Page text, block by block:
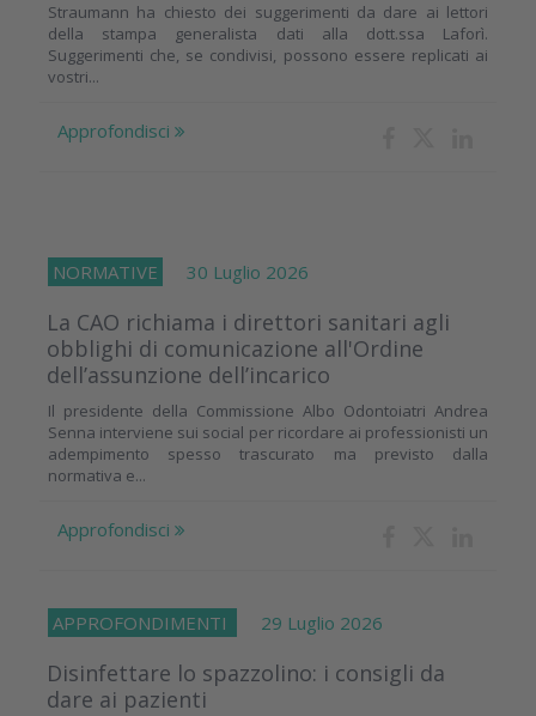
Straumann ha chiesto dei suggerimenti da dare ai lettori
della stampa generalista dati alla dott.ssa Laforì.
Suggerimenti che, se condivisi, possono essere replicati ai
vostri...
Approfondisci
NORMATIVE 30 Luglio 2026
La CAO richiama i direttori sanitari agli
obblighi di comunicazione all'Ordine
dell’assunzione dell’incarico
Il presidente della Commissione Albo Odontoiatri Andrea
Senna interviene sui social per ricordare ai professionisti un
adempimento spesso trascurato ma previsto dalla
normativa e...
Approfondisci
APPROFONDIMENTI 29 Luglio 2026
Disinfettare lo spazzolino: i consigli da
dare ai pazienti